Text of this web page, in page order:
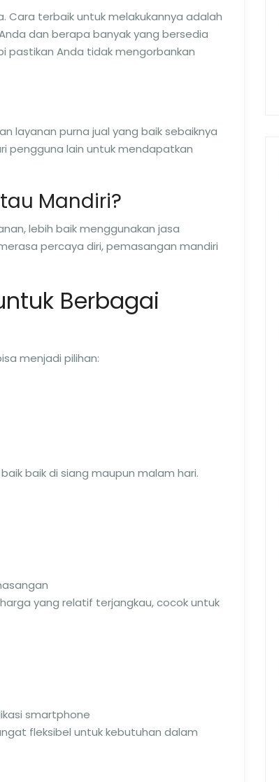
terbaik untuk melakukannya adalah
dan berapa banyak yang bersedia
pastikan Anda tidak mengorbankan
layanan purna jual yang baik sebaiknya
pengguna lain untuk mendapatkan
Mandiri?
lebih baik menggunakan jasa
percaya diri, pemasangan mandiri
Berbagai
menjadi pilihan:
baik di siang maupun malam hari.
yang relatif terjangkau, cocok untuk
smartphone
fleksibel untuk kebutuhan dalam